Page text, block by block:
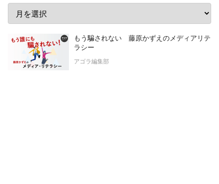
もう騙されない 藤原かずえのメディアリテ
ラシー
アゴラ編集部